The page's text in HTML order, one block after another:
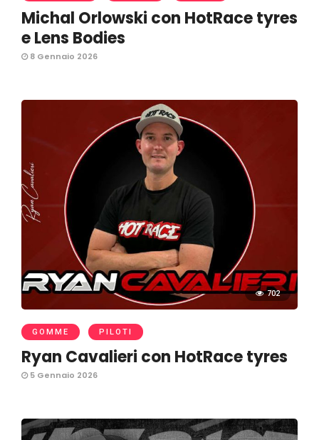
Michal Orlowski con HotRace tyres
e Lens Bodies
8 Gennaio 2026
702
GOMME PILOTI
Ryan Cavalieri con HotRace tyres
5 Gennaio 2026